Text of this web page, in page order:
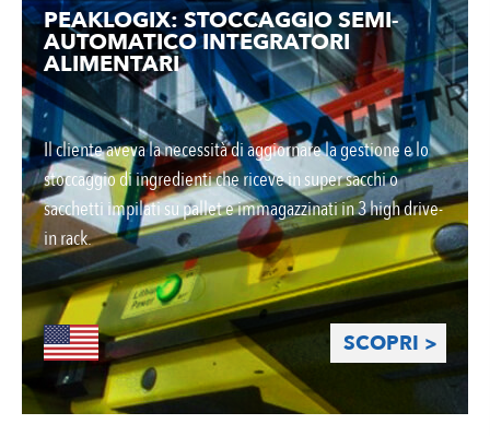
PEAKLOGIX: STOCCAGGIO SEMI-
AUTOMATICO INTEGRATORI
ALIMENTARI
Il cliente aveva la necessità di aggiornare la gestione e lo
stoccaggio di ingredienti che riceve in super sacchi o
sacchetti impilati su pallet e immagazzinati in 3 high drive-
in rack.
SCOPRI >